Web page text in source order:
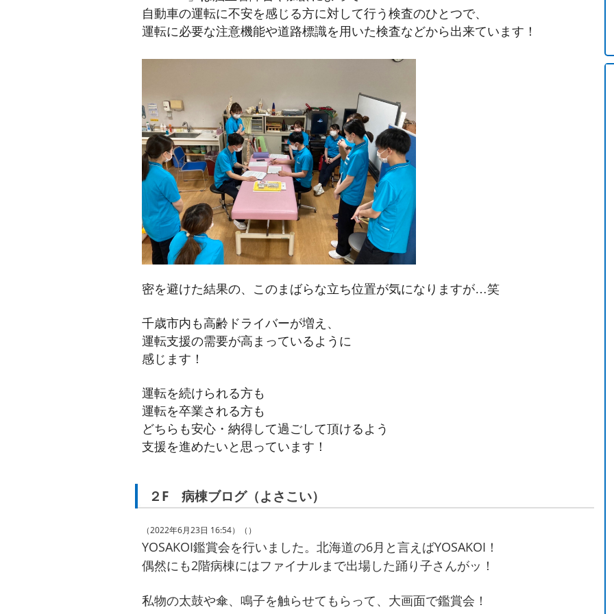
自動車の運転に不安を感じる方に対して行う検査のひとつで、
運転に必要な注意機能や道路標識を用いた検査などから出来ています！
密を避けた結果の、このまばらな立ち位置が気になりますが…笑
千歳市内も高齢ドライバーが増え、
運転支援の需要が高まっているように
感じます！
運転を続けられる方も
運転を卒業される方も
どちらも安心・納得して過ごして頂けるよう
支援を進めたいと思っています！
２F 病棟ブログ（よさこい）
（2022年6月23日 16:54）（）
YOSAKOI鑑賞会を行いました。北海道の6月と言えばYOSAKOI！
偶然にも2階病棟にはファイナルまで出場した踊り子さんがッ！
私物の太鼓や傘、鳴子を触らせてもらって、大画面で鑑賞会！